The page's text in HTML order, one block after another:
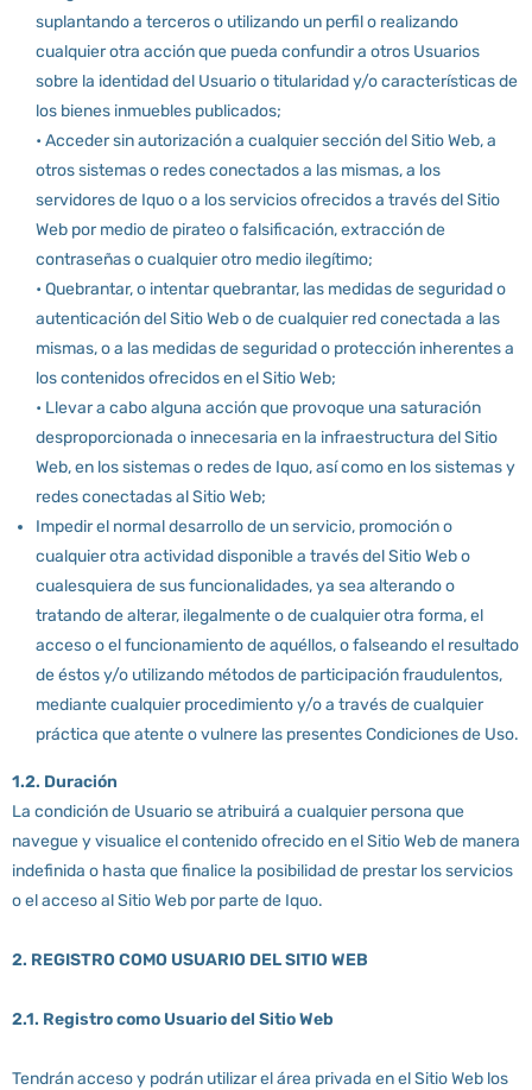
suplantando a terceros o utilizando un perfil o realizando
cualquier otra acción que pueda confundir a otros Usuarios
sobre la identidad del Usuario o titularidad y/o características de
los bienes inmuebles publicados;
• Acceder sin autorización a cualquier sección del Sitio Web, a
otros sistemas o redes conectados a las mismas, a los
servidores de Iquo o a los servicios ofrecidos a través del Sitio
Web por medio de pirateo o falsificación, extracción de
contraseñas o cualquier otro medio ilegítimo;
• Quebrantar, o intentar quebrantar, las medidas de seguridad o
autenticación del Sitio Web o de cualquier red conectada a las
mismas, o a las medidas de seguridad o protección inherentes a
los contenidos ofrecidos en el Sitio Web;
• Llevar a cabo alguna acción que provoque una saturación
desproporcionada o innecesaria en la infraestructura del Sitio
Web, en los sistemas o redes de Iquo, así como en los sistemas y
redes conectadas al Sitio Web;
Impedir el normal desarrollo de un servicio, promoción o
cualquier otra actividad disponible a través del Sitio Web o
cualesquiera de sus funcionalidades, ya sea alterando o
tratando de alterar, ilegalmente o de cualquier otra forma, el
acceso o el funcionamiento de aquéllos, o falseando el resultado
de éstos y/o utilizando métodos de participación fraudulentos,
mediante cualquier procedimiento y/o a través de cualquier
práctica que atente o vulnere las presentes Condiciones de Uso.
1.2. Duración
La condición de Usuario se atribuirá a cualquier persona que
navegue y visualice el contenido ofrecido en el Sitio Web de manera
indefinida o hasta que finalice la posibilidad de prestar los servicios
o el acceso al Sitio Web por parte de Iquo.
2. REGISTRO COMO USUARIO DEL SITIO WEB
2.1. Registro como Usuario del Sitio Web
Tendrán acceso y podrán utilizar el área privada en el Sitio Web los